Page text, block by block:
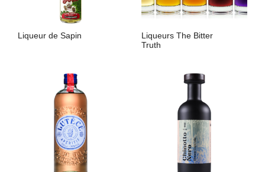
Liqueur de Sapin
Liqueurs The Bitter
Truth
LIRE LA SUITE